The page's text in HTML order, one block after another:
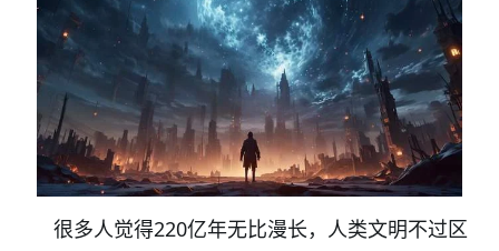
很多人觉得220亿年无比漫长，人类文明不过区